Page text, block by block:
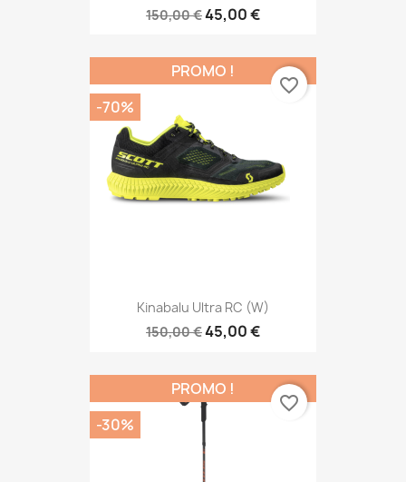
150,00 €45,00 €
Kinabalu Ultra RC (W)
150,00 €45,00 €
PROMO !
-70%
favorite_border
PROMO !
-30%
favorite_border